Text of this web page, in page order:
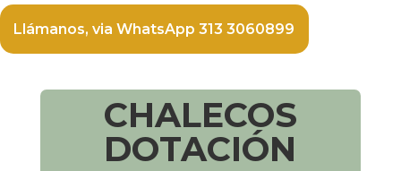
Llámanos, via WhatsApp 313 3060899
CHALECOS
DOTACIÓN